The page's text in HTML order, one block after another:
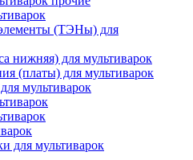
(ТЭНы) для
нижняя) для мультиварок
(платы) для мультиварок
мультиварок
для мультиварок